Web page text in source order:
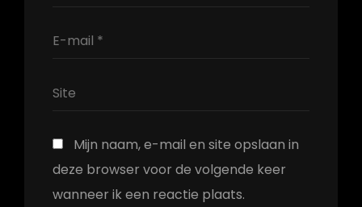
Mijn naam, e-mail en site opslaan in
deze browser voor de volgende keer
wanneer ik een reactie plaats.